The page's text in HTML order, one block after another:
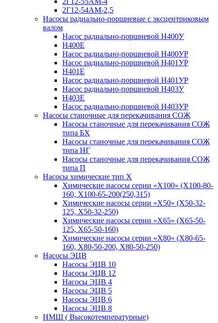
2Г12-54АМ-2,5
Насосы радиально-поршневые с эксцентриковым
валом
Насос радиально-поршневой Н400У
Н400Е
Насос радиально-поршневой Н400УР
Насос радиально-поршневой Н401УР
Н401Е
Насос радиально-поршневой Н401УР
Насос радиально-поршневой Н403У
Н403Е
Насос радиально-поршневой Н403УР
Насосы станочные для перекачивания СОЖ
Насосы станочные для перекачивания СОЖ
типа БХ
Насосы станочные для перекачивания СОЖ
типа НГ
Насосы станочные для перекачивания СОЖ
типа П
Насосы химические тип Х
Химические насосы серии «Х100» (Х100-80-
160, Х100-65-200(250,315)
Химические насосы серии «Х50» (Х50-32-
125, Х50-32-250)
Химические насосы серии «Х65» (Х65-50-
125, Х65-50-160)
Химические насосы серии «Х80» (Х80-65-
160, Х80-50-200, Х80-50-250)
Насосы ЭЦВ
Насосы ЭЦВ 10
Насосы ЭЦВ 12
Насосы ЭЦВ 4
Насосы ЭЦВ 5
Насосы ЭЦВ 6
Насосы ЭЦВ 8
НМШ ( Высокотемпературные)